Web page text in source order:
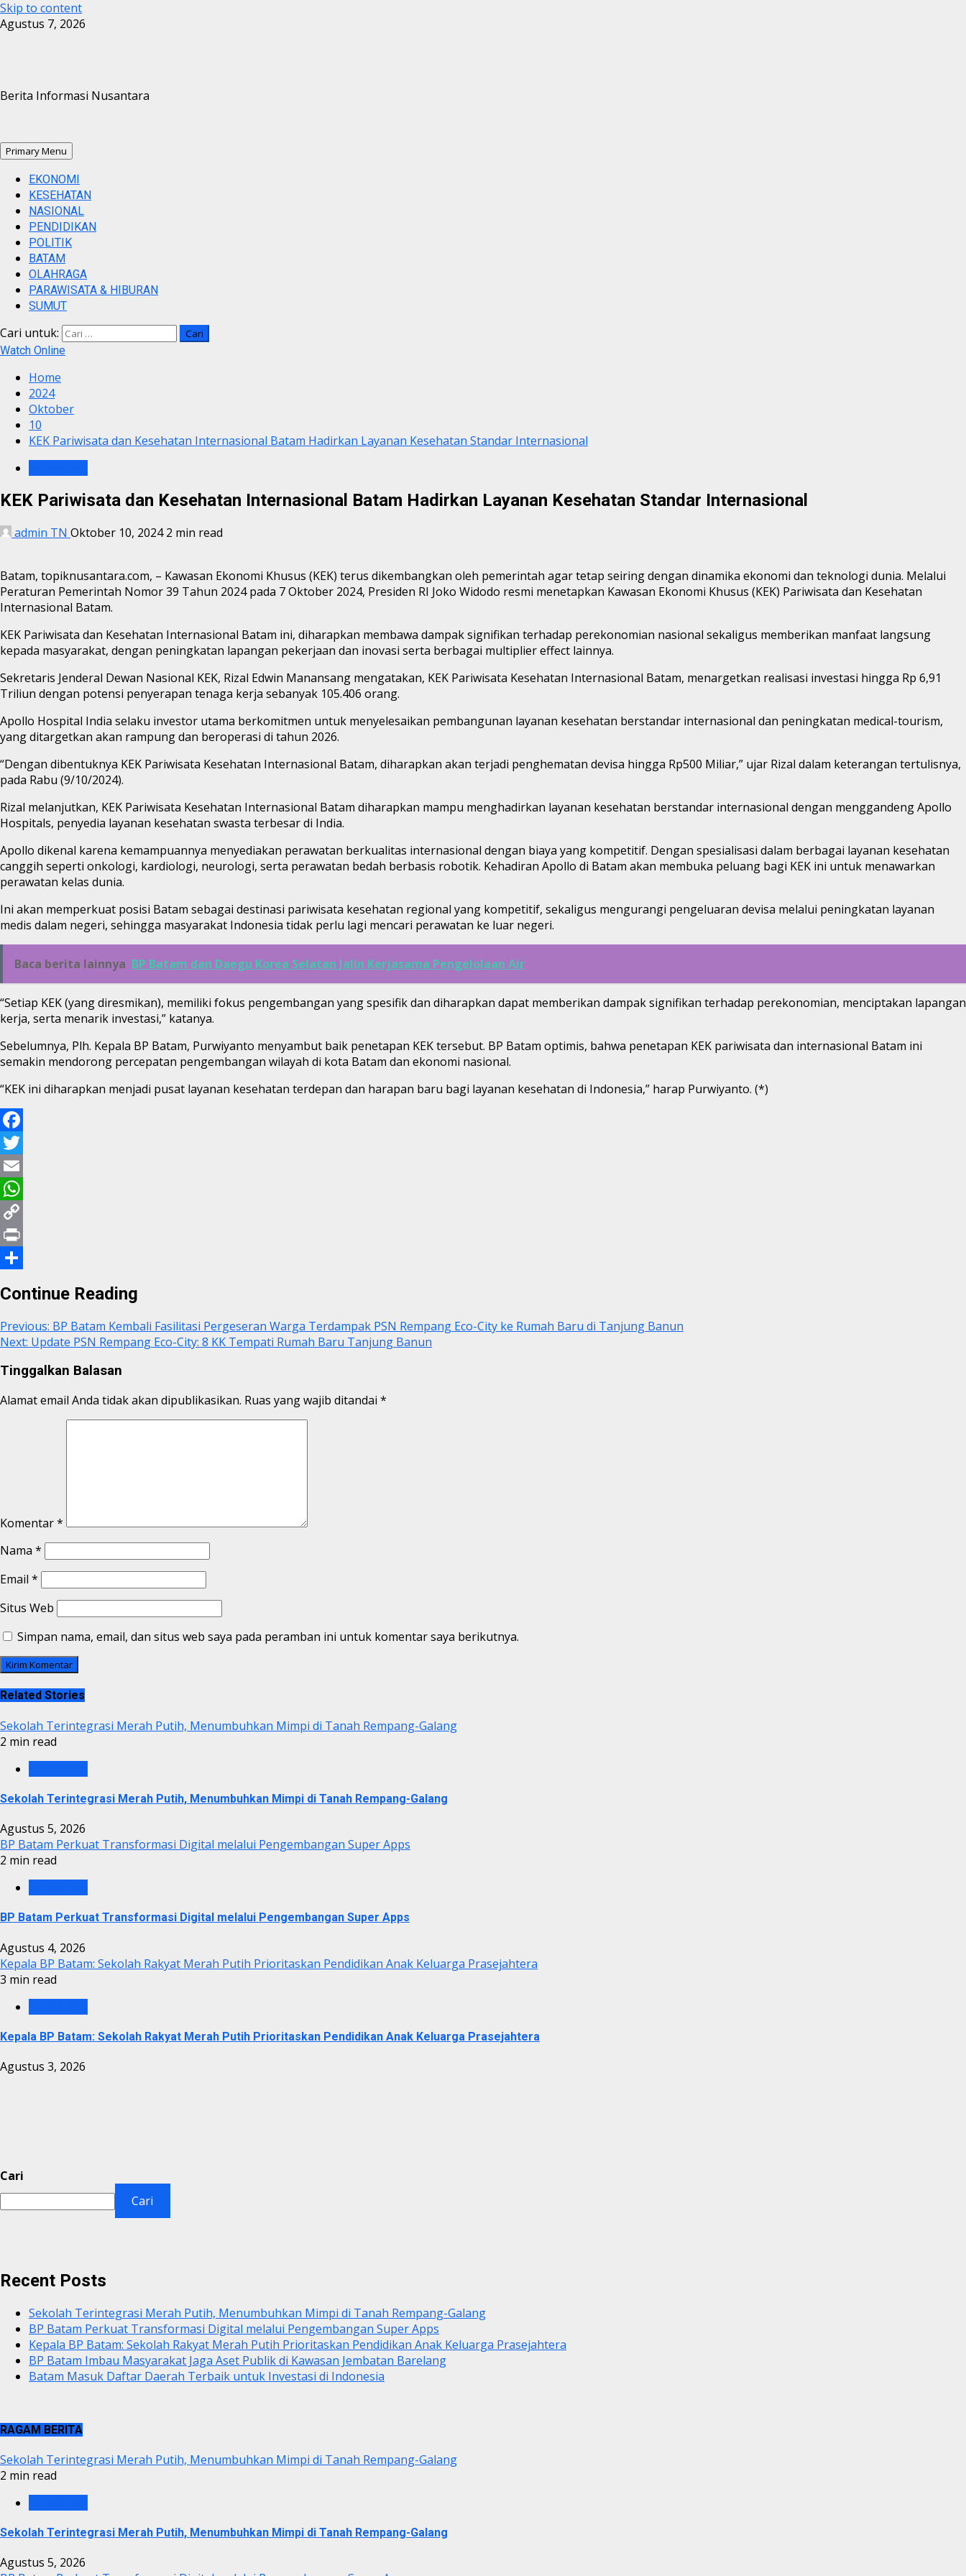
Skip to content
Agustus 7, 2026
Berita Informasi Nusantara
Primary Menu
EKONOMI
KESEHATAN
NASIONAL
PENDIDIKAN
POLITIK
BATAM
OLAHRAGA
PARAWISATA & HIBURAN
SUMUT
Cari untuk:
Watch Online
Home
2024
Oktober
10
KEK Pariwisata dan Kesehatan Internasional Batam Hadirkan Layanan Kesehatan Standar Internasional
KEK Pariwisata dan Kesehatan Internasional Batam Hadirkan Layanan Kesehatan Standar Internasional
admin TN Oktober 10, 20242 min read
Batam, topiknusantara.com, – Kawasan Ekonomi Khusus (KEK) terus dikembangkan oleh pemerintah agar tetap seiring dengan dinamika ekonomi dan teknologi dunia. Melalui
Peraturan Pemerintah Nomor 39 Tahun 2024 pada 7 Oktober 2024, Presiden RI Joko Widodo resmi menetapkan Kawasan Ekonomi Khusus (KEK) Pariwisata dan Kesehatan
Internasional Batam.
KEK Pariwisata dan Kesehatan Internasional Batam ini, diharapkan membawa dampak signifikan terhadap perekonomian nasional sekaligus memberikan manfaat langsung
kepada masyarakat, dengan peningkatan lapangan pekerjaan dan inovasi serta berbagai multiplier effect lainnya.
Sekretaris Jenderal Dewan Nasional KEK, Rizal Edwin Manansang mengatakan, KEK Pariwisata Kesehatan Internasional Batam, menargetkan realisasi investasi hingga Rp 6,91
Triliun dengan potensi penyerapan tenaga kerja sebanyak 105.406 orang.
Apollo Hospital India selaku investor utama berkomitmen untuk menyelesaikan pembangunan layanan kesehatan berstandar internasional dan peningkatan medical-tourism,
yang ditargetkan akan rampung dan beroperasi di tahun 2026.
“Dengan dibentuknya KEK Pariwisata Kesehatan Internasional Batam, diharapkan akan terjadi penghematan devisa hingga Rp500 Miliar,” ujar Rizal dalam keterangan tertulisnya,
pada Rabu (9/10/2024).
Rizal melanjutkan, KEK Pariwisata Kesehatan Internasional Batam diharapkan mampu menghadirkan layanan kesehatan berstandar internasional dengan menggandeng Apollo
Hospitals, penyedia layanan kesehatan swasta terbesar di India.
Apollo dikenal karena kemampuannya menyediakan perawatan berkualitas internasional dengan biaya yang kompetitif. Dengan spesialisasi dalam berbagai layanan kesehatan
canggih seperti onkologi, kardiologi, neurologi, serta perawatan bedah berbasis robotik. Kehadiran Apollo di Batam akan membuka peluang bagi KEK ini untuk menawarkan
perawatan kelas dunia.
Ini akan memperkuat posisi Batam sebagai destinasi pariwisata kesehatan regional yang kompetitif, sekaligus mengurangi pengeluaran devisa melalui peningkatan layanan
medis dalam negeri, sehingga masyarakat Indonesia tidak perlu lagi mencari perawatan ke luar negeri.
Baca berita lainnya BP Batam dan Daegu Korea Selatan Jalin Kerjasama Pengelolaan Air
“Setiap KEK (yang diresmikan), memiliki fokus pengembangan yang spesifik dan diharapkan dapat memberikan dampak signifikan terhadap perekonomian, menciptakan lapangan
kerja, serta menarik investasi,” katanya.
Sebelumnya, Plh. Kepala BP Batam, Purwiyanto menyambut baik penetapan KEK tersebut. BP Batam optimis, bahwa penetapan KEK pariwisata dan internasional Batam ini
semakin mendorong percepatan pengembangan wilayah di kota Batam dan ekonomi nasional.
“KEK ini diharapkan menjadi pusat layanan kesehatan terdepan dan harapan baru bagi layanan kesehatan di Indonesia,” harap Purwiyanto. (*)
Facebook
Twitter
Email
WhatsApp
Copy
Link
Print
Continue Reading
Previous: BP Batam Kembali Fasilitasi Pergeseran Warga Terdampak PSN Rempang Eco-City ke Rumah Baru di Tanjung Banun
Next: Update PSN Rempang Eco-City: 8 KK Tempati Rumah Baru Tanjung Banun
Tinggalkan Balasan
Alamat email Anda tidak akan dipublikasikan. Ruas yang wajib ditandai *
Komentar*
Nama *
Email *
Situs Web
Simpan nama, email, dan situs web saya pada peramban ini untuk komentar saya berikutnya.
Related Stories
Sekolah Terintegrasi Merah Putih, Menumbuhkan Mimpi di Tanah Rempang-Galang
2 min read
Sekolah Terintegrasi Merah Putih, Menumbuhkan Mimpi di Tanah Rempang-Galang
Agustus 5, 2026
BP Batam Perkuat Transformasi Digital melalui Pengembangan Super Apps
2 min read
BP Batam Perkuat Transformasi Digital melalui Pengembangan Super Apps
Agustus 4, 2026
Kepala BP Batam: Sekolah Rakyat Merah Putih Prioritaskan Pendidikan Anak Keluarga Prasejahtera
3 min read
Kepala BP Batam: Sekolah Rakyat Merah Putih Prioritaskan Pendidikan Anak Keluarga Prasejahtera
Agustus 3, 2026
Cari
Cari
Recent Posts
Sekolah Terintegrasi Merah Putih, Menumbuhkan Mimpi di Tanah Rempang-Galang
BP Batam Perkuat Transformasi Digital melalui Pengembangan Super Apps
Kepala BP Batam: Sekolah Rakyat Merah Putih Prioritaskan Pendidikan Anak Keluarga Prasejahtera
BP Batam Imbau Masyarakat Jaga Aset Publik di Kawasan Jembatan Barelang
Batam Masuk Daftar Daerah Terbaik untuk Investasi di Indonesia
RAGAM BERITA
Sekolah Terintegrasi Merah Putih, Menumbuhkan Mimpi di Tanah Rempang-Galang
2 min read
Sekolah Terintegrasi Merah Putih, Menumbuhkan Mimpi di Tanah Rempang-Galang
Agustus 5, 2026